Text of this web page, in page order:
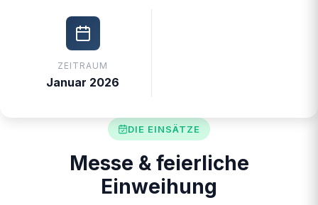
ZEITRAUM
Januar 2026
DIE EINSÄTZE
Messe & feierliche
Einweihung